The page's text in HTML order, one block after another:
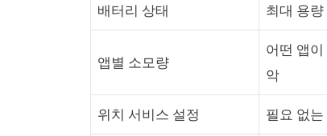
배터리 상태 최대 용량
앱별 소모량
어떤 앱
악
위치 서비스 설정 필요 없